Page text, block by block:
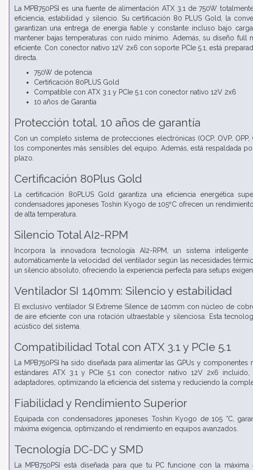
La MPB750PSI es una fuente de alimentación ATX 3.1 de 750W
eficiencia, estabilidad y silencio. Su certificación 80 PLUS Gold, la
garantizan una entrega de energía fiable y constante incluso bajo
mantener bajas temperaturas con ruido mínimo. Además, su diseño
eficiente. Con conector nativo 12V 2x6 con soporte PCIe 5.1, está
directa.
750W de potencia
Certificación 80PLUS Gold
Compatible con ATX 3.1 y PCIe 5.1 con conector nativo 12V 2x6
10 años de Garantía
Protección total. 10 años de garantía
Con un completo sistema de protecciones electrónicas (OCP, OVP, OPP,
los componentes más sensibles del equipo. Además, está respaldada
plazo.
Certificación 80Plus Gold
La certificación 80PLUS Gold garantiza una eficiencia energética
condensadores japoneses Toshin Kyogo de 105ºC ofrecen un
de alta temperatura.
Silencio Total AI2-RPM
Incorpora la innovadora tecnología AI2-RPM, un sistema
automáticamente la velocidad del ventilador según las necesidades
un silencio absoluto, ofreciendo la experiencia perfecta para setups
Ventilador SI 140mm: Silencio y estabilidad
El exclusivo ventilador SI Extreme Silence de 140mm con núcleo de
de aire eficiente con una rotación ultraestable y silenciosa. Esta
acústico del sistema.
Compatibilidad Total con ATX 3.1 y PCIe 5.1
La MPB750PSI ha sido diseñada para alimentar las GPUs y
estándares ATX 3.1 y PCIe 5.1 con conector nativo 12V 2x6
adaptadores, optimizando la eficiencia del sistema y reduciendo la
Fiabilidad y Rendimiento Superior
Equipada con condensadores japoneses Toshin Kyogo de 105 °C,
máxima exigencia, optimizando el rendimiento en equipos avanzados.
Tecnología DC-DC y SMD
La MPB750PSI está diseñada para que tu PC funcione con la